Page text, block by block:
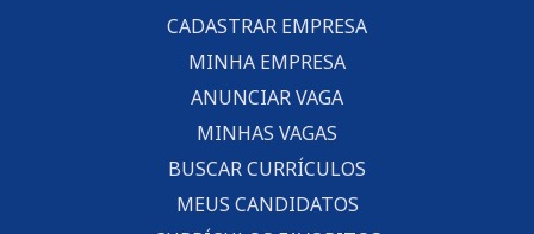
CADASTRAR EMPRESA
MINHA EMPRESA
ANUNCIAR VAGA
MINHAS VAGAS
BUSCAR CURRÍCULOS
MEUS CANDIDATOS